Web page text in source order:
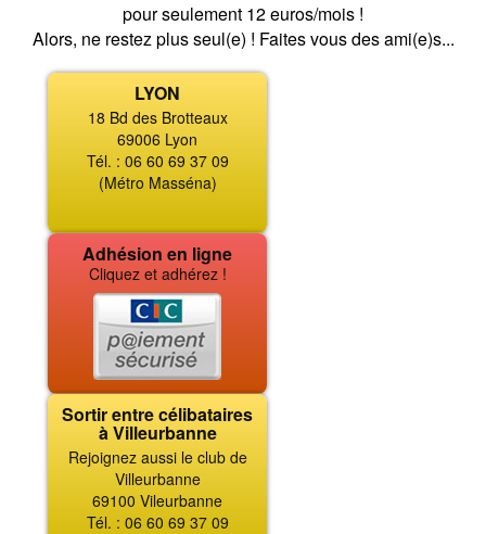
pour seulement 12 euros/mois !
Alors, ne restez plus seul(e) ! Faites vous des ami(e)s...
LYON
18 Bd des Brotteaux
69006 Lyon
Tél. : 06 60 69 37 09
(Métro Masséna)
Adhésion en ligne
Cliquez et adhérez !
Sortir entre célibataires
à Villeurbanne
Rejoignez aussi le club de
Villeurbanne
69100 Vileurbanne
Tél. : 06 60 69 37 09